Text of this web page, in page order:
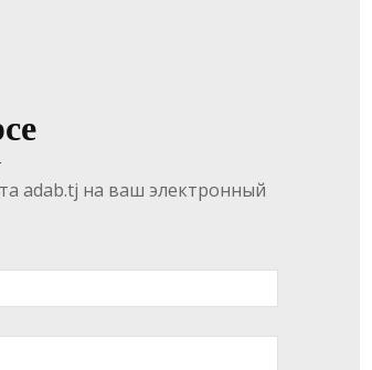
adab.tj на ваш электронный